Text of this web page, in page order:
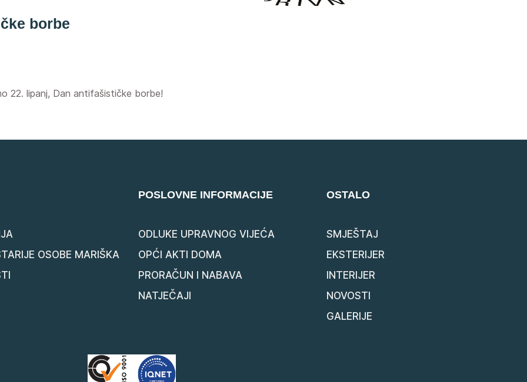
borbe
22. lipanj, Dan antifašističke borbe!
OSOBE MARIŠKA
POSLOVNE INFORMACIJE
ODLUKE UPRAVNOG VIJEĆA
OPĆI AKTI DOMA
PRORAČUN I NABAVA
NATJEČAJI
OSTALO
SMJEŠTAJ
EKSTERIJER
INTERIJER
NOVOSTI
GALERIJE